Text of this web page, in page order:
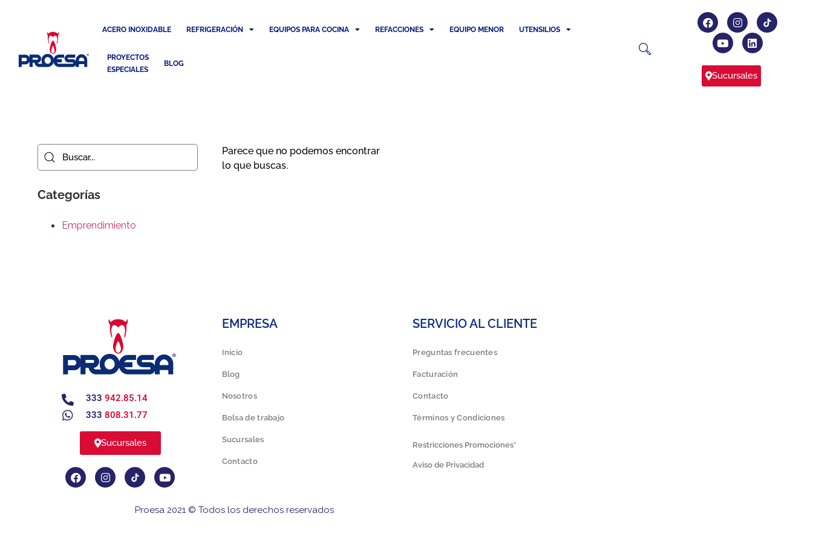
ACERO INOXIDABLE REFRIGERACIÓN EQUIPOS PARA COCINA REFACCIONES EQUIPO MENOR UTENSILIOS
PROYECTOS
ESPECIALES
BLOG
Sucursales
Categorías
Emprendimiento
Parece que no podemos encontrar
lo que buscas.
333 942.85.14
333 808.31.77
Sucursales
EMPRESA
Inicio
Blog
Nosotros
Bolsa de trabajo
Sucursales
Contacto
SERVICIO AL CLIENTE
Preguntas frecuentes
Facturación
Contacto
Términos y Condiciones
Restricciones Promociones*
Aviso de Privacidad
Proesa 2021 © Todos los derechos reservados